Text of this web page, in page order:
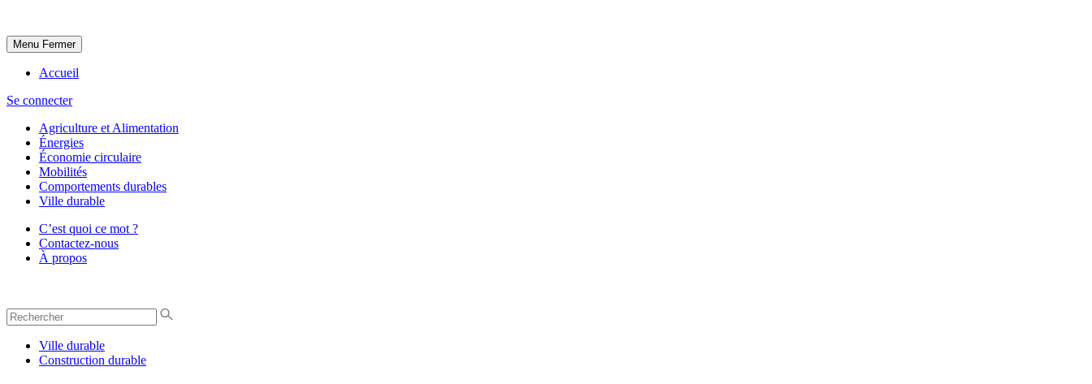
Menu Fermer
Accueil
Se connecter
Agriculture et Alimentation
Énergies
Économie circulaire
Mobilités
Comportements durables
Ville durable
C’est quoi ce mot ?
Contactez-nous
À propos
Ville durable
Construction durable